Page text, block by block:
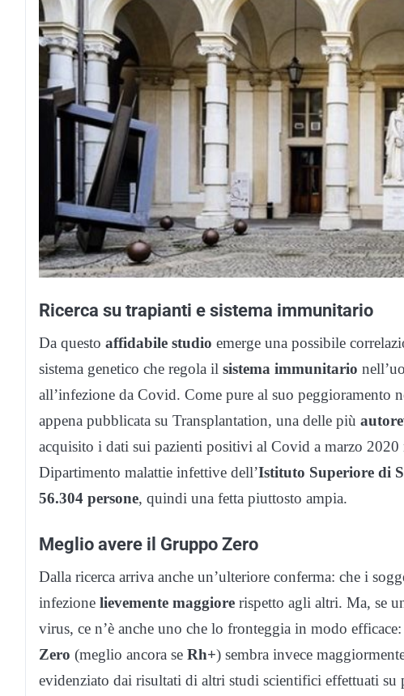
Ricerca su trapianti e sistema immunitario
Da questo affidabile studio emerge una possibile
sistema genetico che regola il sistema immunitario
all’infezione da Covid. Come pure al suo peggioramento
appena pubblicata su Transplantation, una delle più
acquisito i dati sui pazienti positivi al Covid a marzo
Dipartimento malattie infettive dell’Istituto Superiore di
56.304 persone, quindi una fetta piuttosto ampia.
Meglio avere il Gruppo Zero
Dalla ricerca arriva anche un’ulteriore conferma: che i
infezione lievemente maggiore rispetto agli altri. Ma, se
virus, ce n’è anche uno che lo fronteggia in modo
Zero (meglio ancora se Rh+) sembra invece
evidenziato dai risultati di altri studi scientifici effettuati